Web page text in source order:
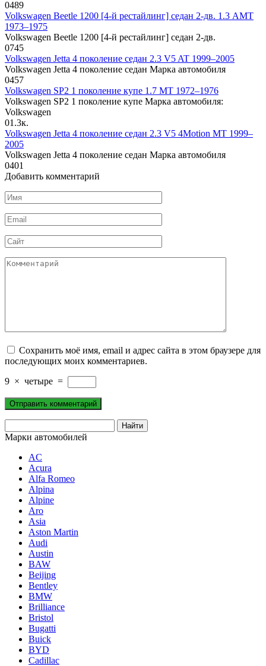
0489
Volkswagen Beetle 1200 [4-й рестайлинг] седан 2-дв. 1.3 AMT
1973–1975
Volkswagen Beetle 1200 [4-й рестайлинг] седан 2-дв.
0745
Volkswagen Jetta 4 поколение седан 2.3 V5 AT 1999–2005
Volkswagen Jetta 4 поколение седан Марка автомобиля
0457
Volkswagen SP2 1 поколение купе 1.7 MT 1972–1976
Volkswagen SP2 1 поколение купе Марка автомобиля:
Volkswagen
01.3к.
Volkswagen Jetta 4 поколение седан 2.3 V5 4Motion MT 1999–
2005
Volkswagen Jetta 4 поколение седан Марка автомобиля
0401
Добавить комментарий
Имя
*
Email
*
Сайт
Комментарий
Сохранить моё имя, email и адрес сайта в этом браузере для
последующих моих комментариев.
9 × четыре =
Марки автомобилей
AC
Acura
Alfa Romeo
Alpina
Alpine
Aro
Asia
Aston Martin
Audi
Austin
BAW
Beijing
Bentley
BMW
Brilliance
Bristol
Bugatti
Buick
BYD
Cadillac